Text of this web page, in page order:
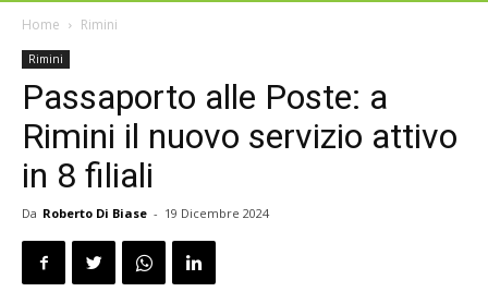
Home Rimini
Rimini
Passaporto alle Poste: a
Rimini il nuovo servizio attivo
in 8 filiali
Da Roberto Di Biase - 19 Dicembre 2024